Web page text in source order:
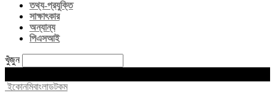
তথ্য-প্রযুক্তি
সাক্ষাৎকার
অন্যান্য
পিএসআই
খুঁজুন
ইকোনমিবাংলাডটকম